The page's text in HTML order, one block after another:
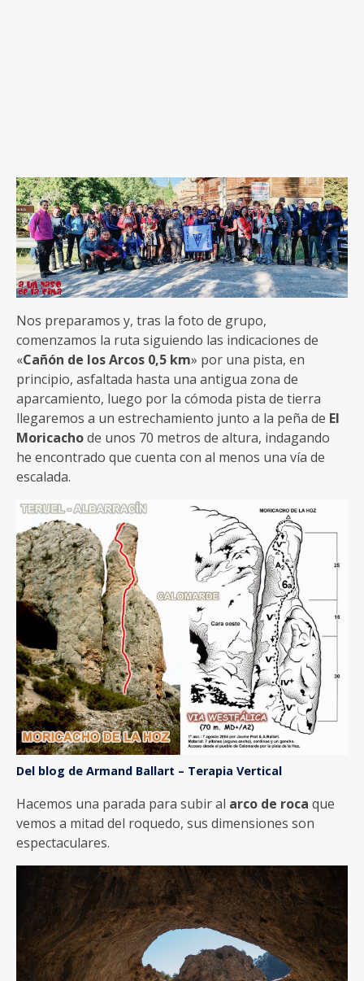
Nos preparamos y, tras la foto de grupo,
comenzamos la ruta siguiendo las indicaciones de
«Cañón de los Arcos 0,5 km» por una pista, en
principio, asfaltada hasta una antigua zona de
aparcamiento, luego por la cómoda pista de tierra
llegaremos a un estrechamiento junto a la peña de El
Moricachode unos 70 metros de altura, indagando
he encontrado que cuenta con al menos una vía de
escalada.
Del blog de Armand Ballart – Terapia Vertical
Hacemos una parada para subir al arco de roca que
vemos a mitad del roquedo, sus dimensiones son
espectaculares.